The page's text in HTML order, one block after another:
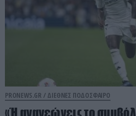
PRONEWS.GR / ΔΙΕΘΝΕΣ ΠΟΔΟΣΦΑΙΡΟ
«Ή ανανεώνεις το